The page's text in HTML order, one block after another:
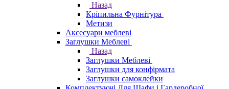
Назад
Кріпильна Фурнітура
Метизи
Аксесуари меблеві
Заглушки Меблеві
Назад
Заглушки Меблеві
Заглушки для конфірмата
Заглушки самоклейки